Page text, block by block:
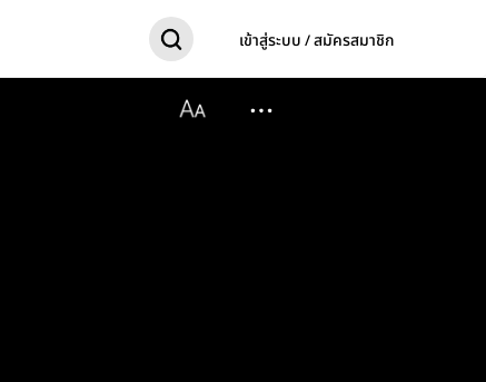
เข้าสู่ระบบ / สมัครสมาชิก